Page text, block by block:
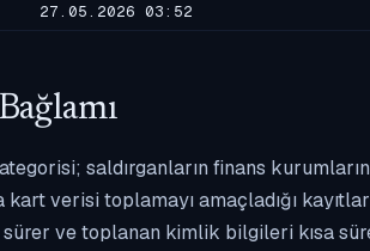
27.05.2026 03:52
saldırganların finans
kart verisi toplamayı amaçladığı
sürer ve toplanan kimlik bilgileri kısa